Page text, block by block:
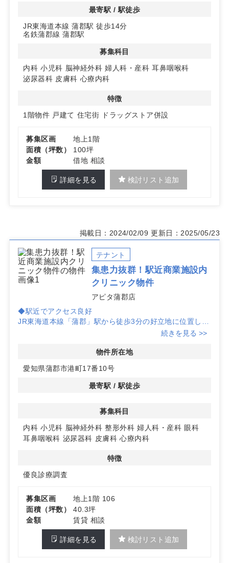
非常に便利です。車での通院を考える患者様にとって大き
◆多様な診療科目に対応
内科、小児科、整形外科など多岐にわたる診療科目での開
業が可能です。地域住民の幅広いニーズに応えられるクリ
ニックを目指せます。詳細はお問い合わせください。
最寄駅 / 駅徒歩
JR東海道本線 蒲郡駅 徒歩14分
名鉄蒲郡線 蒲郡駅
募集科目
内科 小児科 脳神経外科 婦人科・産科 耳鼻咽喉科
泌尿器科 皮膚科 心療内科
特徴
1階物件 戸建て 住宅街 ドラッグストア併設
募集区画
地上1階
面積（坪数）
100坪
金額
借地 相談
詳細を見る 検討リスト追加
掲載日：2024/02/09 更新日：2025/05/23
テナント
集患力抜群！駅近商業施設内
クリニック物件
アピタ蒲郡店
◆駅近でアクセス良好
JR東海道本線「蒲郡」駅から徒歩3分の好立地に位置し、
患者様のアクセスが非常に便利です。商業施設内にあるた
内科や小児科など、幅広い診療科目に対応することがで
き、特に整形外科は診療圏が良好で、地域のニーズをしっ
商業施設内のため、駐車場も完備されており、患者様が訪
れやすい環境が整っています。詳細はお問い合わせくださ
い。
続きを見る >>
物件所在地
愛知県蒲郡市港町17番10号
最寄駅 / 駅徒歩
募集科目
内科 小児科 脳神経外科 整形外科 婦人科・産科 眼科
耳鼻咽喉科 泌尿器科 皮膚科 心療内科
特徴
優良診療調査
募集区画
地上1階 106
面積（坪数）
40.3坪
金額
賃貸 相談
詳細を見る 検討リスト追加